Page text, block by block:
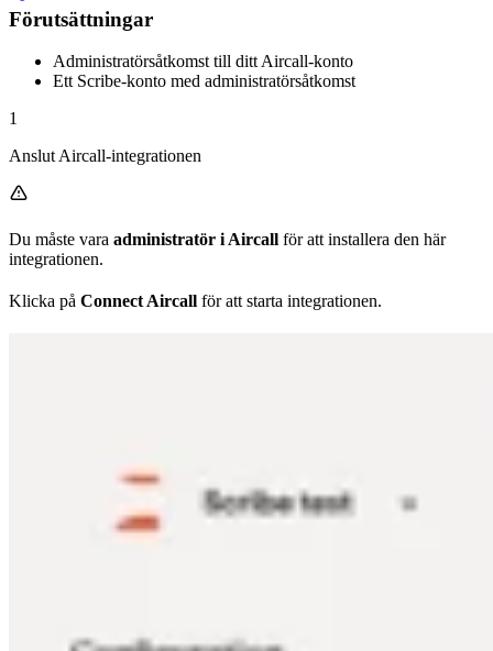
Förutsättningar
Administratörsåtkomst till ditt Aircall-konto
Ett Scribe-konto med administratörsåtkomst
1
Anslut Aircall-integrationen
Du måste vara administratör i Aircall för att installera den här
integrationen.
Klicka på Connect Aircall för att starta integrationen.